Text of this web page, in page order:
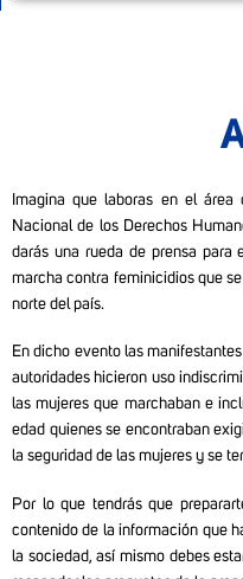
Imagina que laboras en el
Nacional de los Derechos
darás una rueda de prensa para
marcha contra feminicidios que
norte del país.
En dicho evento las
autoridades hicieron uso
las mujeres que marchaban e
edad quienes se encontraban
la seguridad de las mujeres y se
Por lo que tendrás que
contenido de la información que
la sociedad, así mismo debes